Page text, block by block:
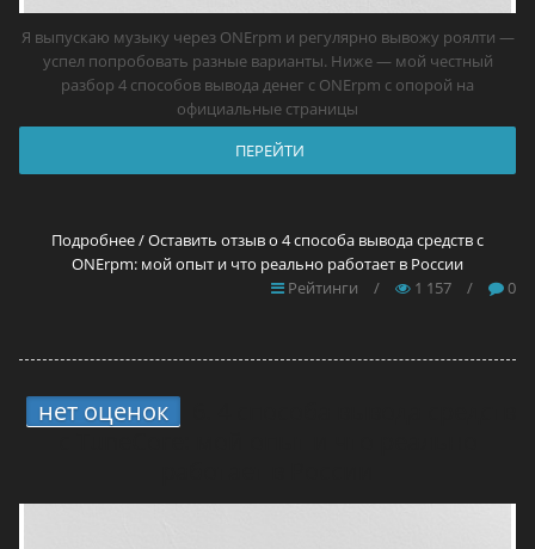
Я выпускаю музыку через ONErpm и регулярно вывожу роялти —
успел попробовать разные варианты. Ниже — мой честный
разбор 4 способов вывода денег с ONErpm с опорой на
официальные страницы
ПЕРЕЙТИ
Подробнее / Оставить отзыв о 4 способа вывода средств с
ONErpm: мой опыт и что реально работает в России
Рейтинги
/ 1 157 / 0
нет оценок